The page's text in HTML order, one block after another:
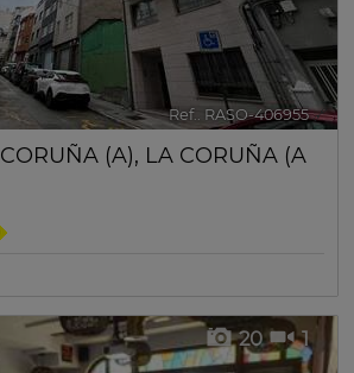
Ref.. RASO-406955 🔗
CORUÑA (A), LA CORUÑA (A
20 1